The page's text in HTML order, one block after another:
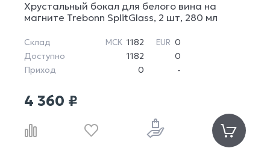
Хрустальный бокал для белого вина на
магните Trebonn SplitGlass, 2 шт, 280 мл
Склад МСК 1182 EUR 0
Доступно
1182
0
Приход
0 -
4 360 ₽